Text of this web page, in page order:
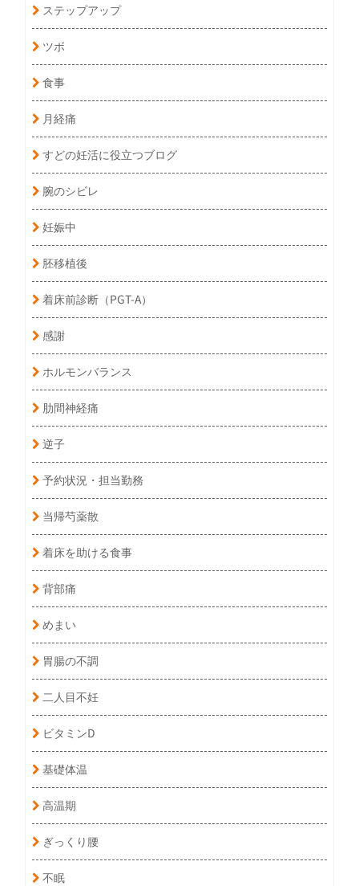
ステップアップ
ツボ
食事
月経痛
すどの妊活に役立つブログ
腕のシビレ
妊娠中
胚移植後
着床前診断（PGT-A）
感謝
ホルモンバランス
肋間神経痛
逆子
予約状況・担当勤務
当帰芍薬散
着床を助ける食事
背部痛
めまい
胃腸の不調
二人目不妊
ビタミンD
基礎体温
高温期
ぎっくり腰
不眠